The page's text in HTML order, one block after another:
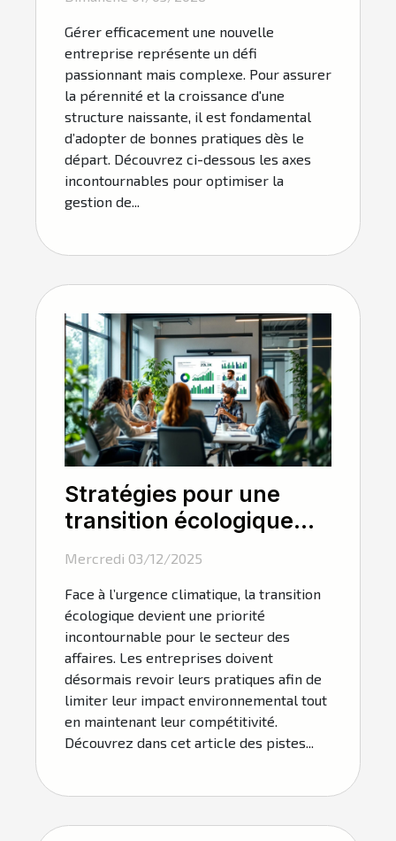
Gérer efficacement une nouvelle
entreprise représente un défi
passionnant mais complexe. Pour assurer
la pérennité et la croissance d'une
structure naissante, il est fondamental
d’adopter de bonnes pratiques dès le
départ. Découvrez ci-dessous les axes
incontournables pour optimiser la
gestion de...
Stratégies pour une
transition écologique
dans le secteur des
affaires
Mercredi 03/12/2025
Face à l’urgence climatique, la transition
écologique devient une priorité
incontournable pour le secteur des
affaires. Les entreprises doivent
désormais revoir leurs pratiques afin de
limiter leur impact environnemental tout
en maintenant leur compétitivité.
Découvrez dans cet article des pistes...